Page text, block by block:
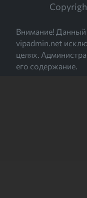
Внимание! Данный
vipadmin.net
целях.
его содержание.